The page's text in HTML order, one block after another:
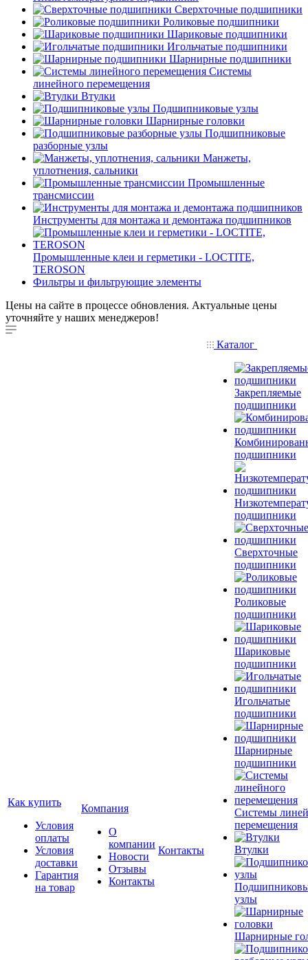
Сверхточные подшипники
Роликовые подшипники
Шариковые подшипники
Игольчатые подшипники
Шарнирные подшипники
Системы
линейного перемещения
Втулки
Подшипниковые узлы
Шарнирные головки
Подшипниковые
разборные узлы
Манжеты,
уплотнения, сальники
Промышленные
трансмиссии
Инструменты для монтажа и демонтажа подшипников
Промышленные клеи и герметики - LOCTITE,
TEROSON
Фильтры и фильтрующие элементы
Цены на сайте в процессе обновления. Актуальные цены
уточняйте у наших менеджеров!
Как купить
Условия
оплаты
Условия
доставки
Гарантия
на товар
Компания
О
компании
Новости
Отзывы
Контакты
Контакты
Каталог
Закрепляемые
подшипники
подшипники
подшипники
Сверхточные
подшипники
Роликовые
подшипники
Шариковые
подшипники
Игольчатые
подшипники
Шарнирные
подшипники
Системы
перемещения
Втулки
узлы
Шарнирные